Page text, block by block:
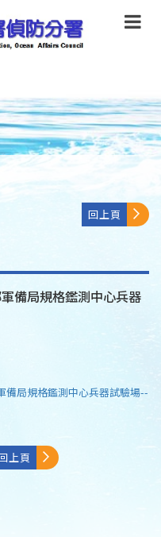
回上頁
備局規格鑑測中心兵器
備局規格鑑測中心兵器試驗場--
上頁